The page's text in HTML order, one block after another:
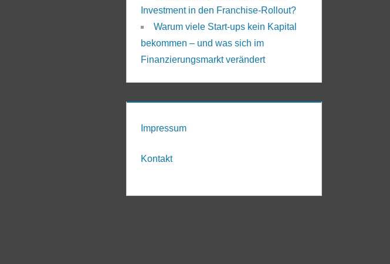
Investment in den Franchise-Rollout?
Warum viele Start-ups kein Kapital
bekommen – und was sich im
Finanzierungsmarkt verändert
Impressum
Kontakt